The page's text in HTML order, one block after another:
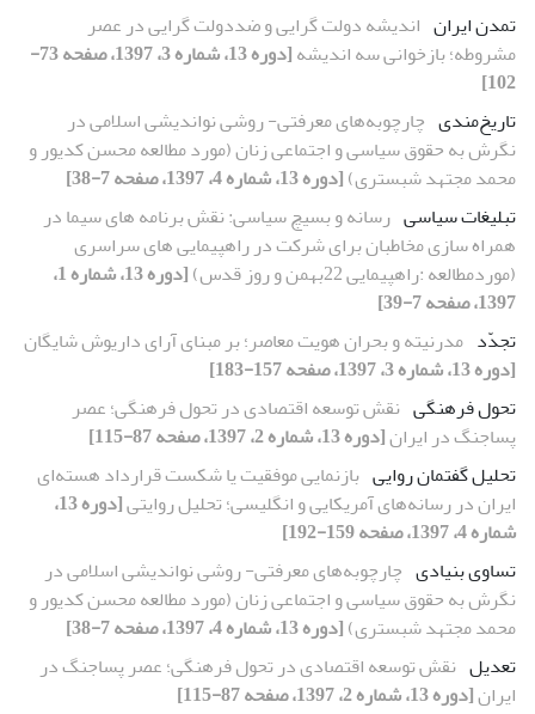
تمدن ایران اندیشه دولت گرایی و ضددولت گرایی در عصر
مشروطه؛ بازخوانی سه اندیشه
[دوره 13، شماره 3، 1397، صفحه 73-
102]
تاریخ‌مندی چارچوبه‌های معرفتی- روشی نواندیشی اسلامی در
نگرش به حقوق سیاسی و اجتماعی زنان (مورد مطالعه محسن کدیور و
محمد مجتهد شبستری)[دوره 13، شماره 4، 1397، صفحه 7-38]
تبلیغات سیاسی رسانه و بسیچ سیاسی: نقش برنامه های سیما در
همراه سازی مخاطبان برای شرکت در راهپیمایی های سراسری
(موردمطالعه :راهپیمایی 22بهمن و روز قدس)
[دوره 13، شماره 1،
1397، صفحه 7-39]
تجدّد مدرنیته و بحران هویت معاصر؛ بر مبنای آرای داریوش شایگان
[دوره 13، شماره 3، 1397، صفحه 157-183]
تحول فرهنگی نقش توسعه اقتصادی در تحول فرهنگی؛ عصر
پساجنگ در ایران[دوره 13، شماره 2، 1397، صفحه 87-115]
تحلیل گفتمان روایی بازنمایی موفقیت یا شکست قرارداد هسته‌ای
ایران در رسانه‌های آمریکایی و انگلیسی؛ تحلیل روایتی
[دوره 13،
شماره 4، 1397، صفحه 159-192]
تساوی بنیادی چارچوبه‌های معرفتی- روشی نواندیشی اسلامی در
نگرش به حقوق سیاسی و اجتماعی زنان (مورد مطالعه محسن کدیور و
محمد مجتهد شبستری)[دوره 13، شماره 4، 1397، صفحه 7-38]
تعدیل نقش توسعه اقتصادی در تحول فرهنگی؛ عصر پساجنگ در
ایران[دوره 13، شماره 2، 1397، صفحه 87-115]